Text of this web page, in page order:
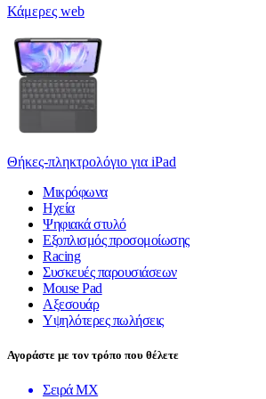
Κάμερες web
Θήκες-πληκτρολόγιο για iPad
Μικρόφωνα
Ηχεία
Ψηφιακά στυλό
Εξοπλισμός προσομοίωσης
Racing
Συσκευές παρουσιάσεων
Mouse Pad
Αξεσουάρ
Υψηλότερες πωλήσεις
Αγοράστε με τον τρόπο που θέλετε
Σειρά MX